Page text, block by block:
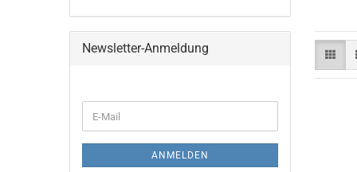
Newsletter-Anmeldung
ZUR
E-
Mail
ANMELDEN